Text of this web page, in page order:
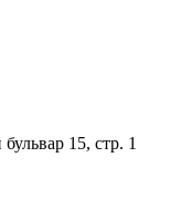
15, стр. 1